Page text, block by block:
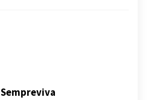
Sempreviva